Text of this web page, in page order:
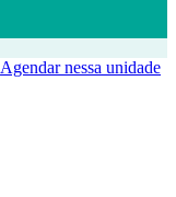
Agendar nessa unidade